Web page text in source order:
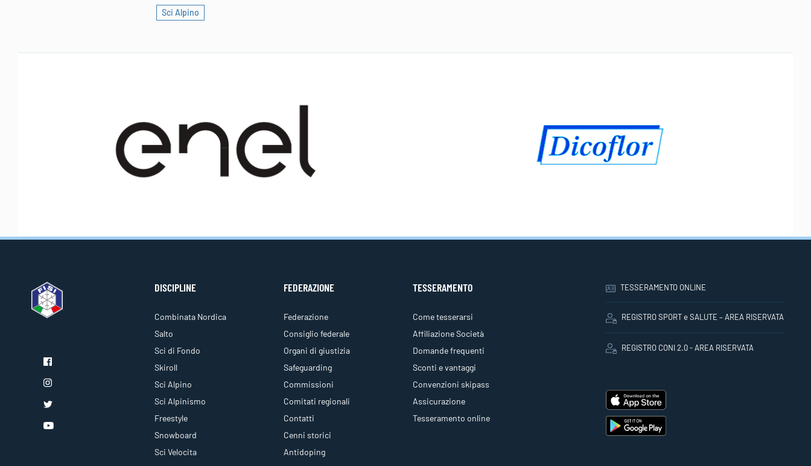
Sci Alpino
DISCIPLINE
Combinata Nordica
Salto
Sci di Fondo
Skiroll
Sci Alpino
Sci Alpinismo
Freestyle
Snowboard
Sci Velocita
FEDERAZIONE
Federazione
Consiglio federale
Organi di giustizia
Safeguarding
Commissioni
Comitati regionali
Contatti
Cenni storici
Antidoping
TESSERAMENTO
Come tesserarsi
Affiliazione Società
Domande frequenti
Sconti e vantaggi
Convenzioni skipass
Assicurazione
Tesseramento online
TESSERAMENTO ONLINE
REGISTRO SPORT e SALUTE – AREA RISERVATA
REGISTRO CONI 2.0 - AREA RISERVATA